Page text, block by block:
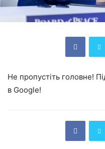
Не пропустіть головне!
в Google!